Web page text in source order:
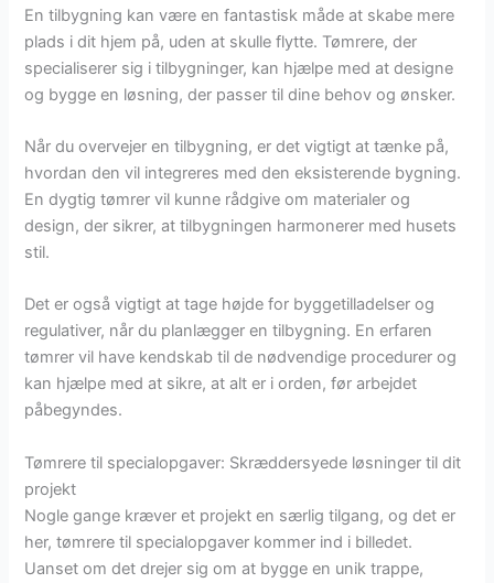
En tilbygning kan være en fantastisk måde at skabe mere
plads i dit hjem på, uden at skulle flytte. Tømrere, der
specialiserer sig i tilbygninger, kan hjælpe med at designe
og bygge en løsning, der passer til dine behov og ønsker.
Når du overvejer en tilbygning, er det vigtigt at tænke på,
hvordan den vil integreres med den eksisterende bygning.
En dygtig tømrer vil kunne rådgive om materialer og
design, der sikrer, at tilbygningen harmonerer med husets
stil.
Det er også vigtigt at tage højde for byggetilladelser og
regulativer, når du planlægger en tilbygning. En erfaren
tømrer vil have kendskab til de nødvendige procedurer og
kan hjælpe med at sikre, at alt er i orden, før arbejdet
påbegyndes.
Tømrere til specialopgaver: Skræddersyede løsninger til dit
projekt
Nogle gange kræver et projekt en særlig tilgang, og det er
her, tømrere til specialopgaver kommer ind i billedet.
Uanset om det drejer sig om at bygge en unik trappe,